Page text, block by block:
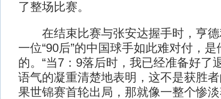
了整场比赛。
在结束比赛与张安达握手时，亨德
一位“90后”的中国球手如此难对付，
的。“当7：9落后时，我已经准备好了
语气的凝重清楚地表明，这不是获胜
果世锦赛首轮出局，那就像一整个惨